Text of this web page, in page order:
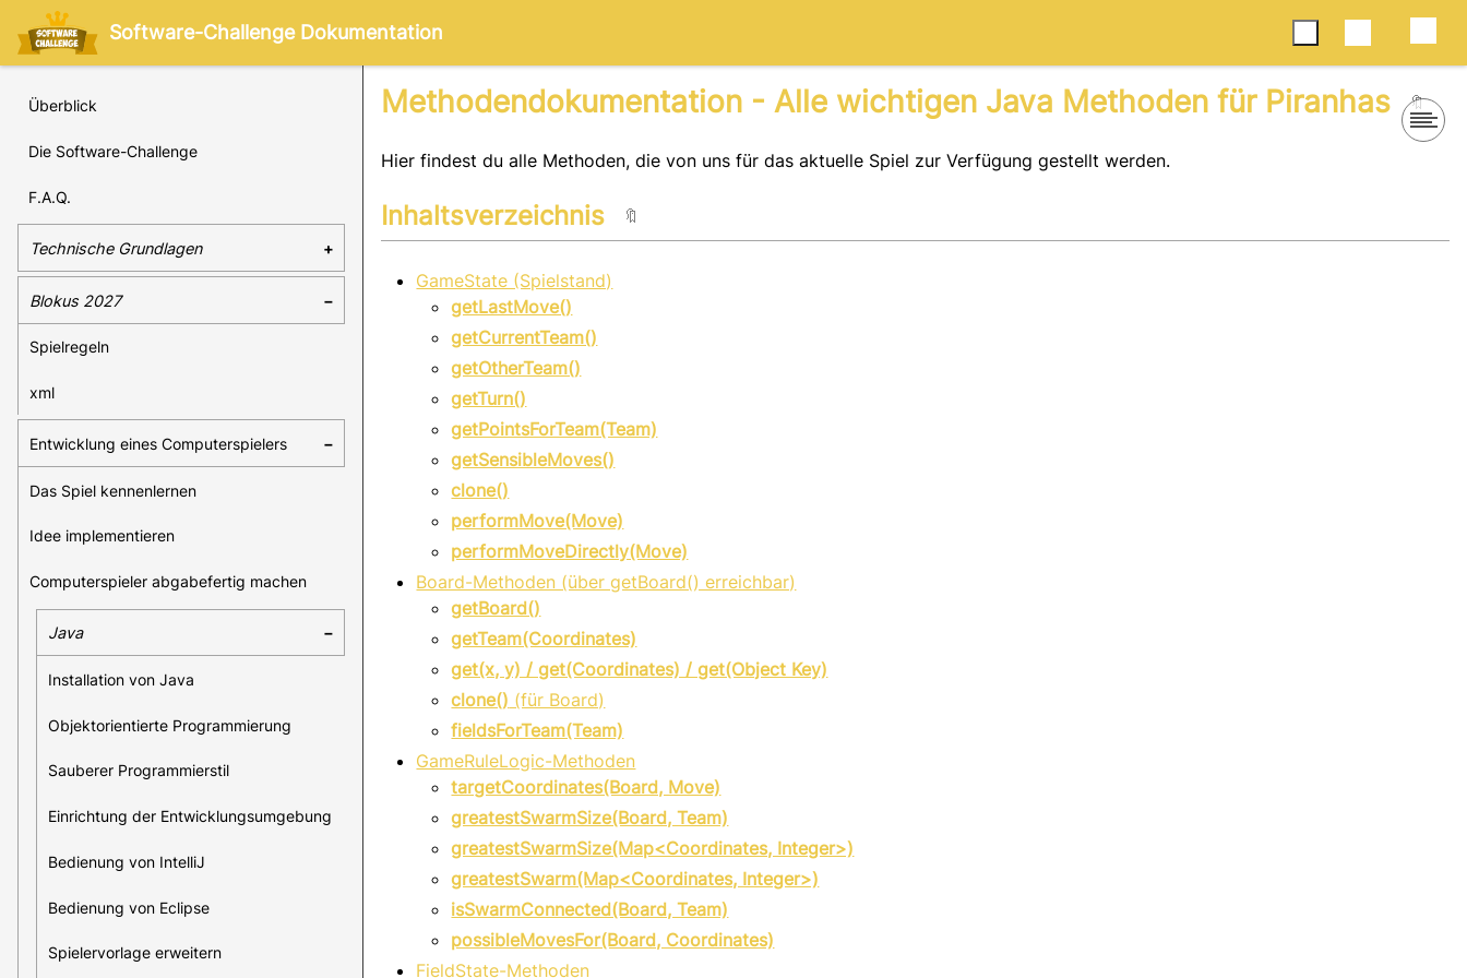
Software-Challenge Dokumentation
Überblick
Die Software-Challenge
F.A.Q.
Technische Grundlagen
Blokus 2027
Spielregeln
xml
Entwicklung eines Computerspielers
Das Spiel kennenlernen
Idee implementieren
Computerspieler abgabefertig machen
Java
Installation von Java
Objektorientierte Programmierung
Sauberer Programmierstil
Einrichtung der Entwicklungsumgebung
Bedienung von IntelliJ
Bedienung von Eclipse
Spielervorlage erweitern
Methodendokumentation - Alle wichtigen Java Methoden für Piranhas 🔖
Hier findest du alle Methoden, die von uns für das aktuelle Spiel zur Verfügung gestellt werden.
Inhaltsverzeichnis 🔖
GameState (Spielstand)
getLastMove()
getCurrentTeam()
getOtherTeam()
getTurn()
getPointsForTeam(Team)
getSensibleMoves()
clone()
performMove(Move)
performMoveDirectly(Move)
Board-Methoden (über getBoard() erreichbar)
getBoard()
getTeam(Coordinates)
get(x, y) / get(Coordinates) / get(Object Key)
clone() (für Board)
fieldsForTeam(Team)
GameRuleLogic-Methoden
targetCoordinates(Board, Move)
greatestSwarmSize(Board, Team)
greatestSwarmSize(Map<Coordinates, Integer>)
greatestSwarm(Map<Coordinates, Integer>)
isSwarmConnected(Board, Team)
possibleMovesFor(Board, Coordinates)
FieldState-Methoden